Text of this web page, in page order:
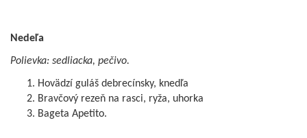
Nedeľa
Polievka: sedliacka, pečivo.
Hovädzí guláš debrecínsky, knedľa
Bravčový rezeň na rasci, ryža, uhorka
Bageta Apetito.